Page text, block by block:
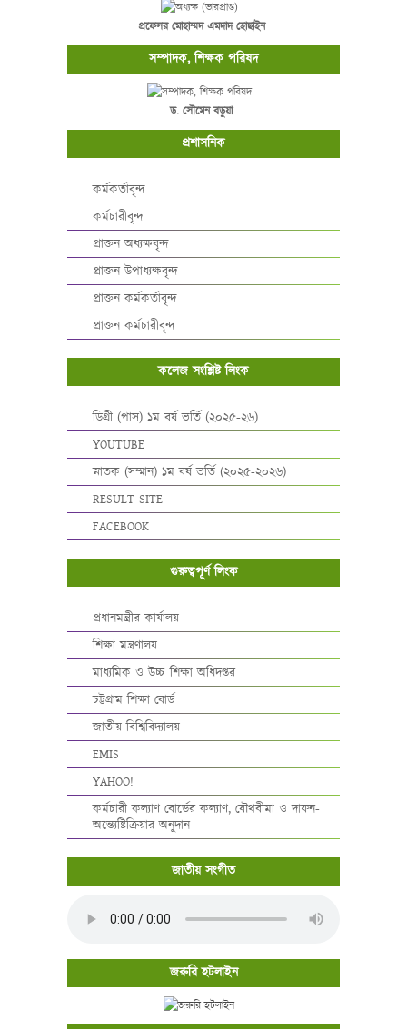
প্রফেসর মোহাম্মদ এমদাদ হোছাইন
সম্পাদক, শিক্ষক পরিষদ
ড. সৌমেন বড়ুয়া
প্রশাসনিক
কর্মকর্তাবৃন্দ
কর্মচারীবৃন্দ
প্রাক্তন অধ্যক্ষবৃন্দ
প্রাক্তন উপাধ্যক্ষবৃন্দ
প্রাক্তন কর্মকর্তাবৃন্দ
প্রাক্তন কর্মচারীবৃন্দ
কলেজ সংশ্লিষ্ট লিংক
ডিগ্রী (পাস) ১ম বর্ষ ভর্তি (২০২৫-২৬)
YOUTUBE
স্নাতক (সম্মান) ১ম বর্ষ ভর্তি (২০২৫-২০২৬)
RESULT SITE
FACEBOOK
গুরুত্বপূর্ণ লিংক
প্রধানমন্ত্রীর কার্যালয়
শিক্ষা মন্ত্রণালয়
মাধ্যমিক ও উচ্চ শিক্ষা অধিদপ্তর
চট্টগ্রাম শিক্ষা বোর্ড
জাতীয় বিশ্বিবিদ্যালয়
EMIS
YAHOO!
কর্মচারী কল্যাণ বোর্ডের কল্যাণ, যৌথবীমা ও দাফন-
অন্ত্যেষ্টিক্রিয়ার অনুদান
জাতীয় সংগীত
জরুরি হটলাইন